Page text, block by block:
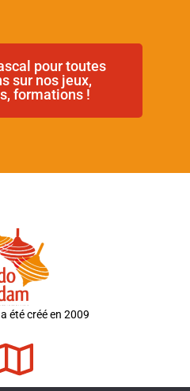
pour toutes
sur nos jeux,
formations !
été créé en 2009